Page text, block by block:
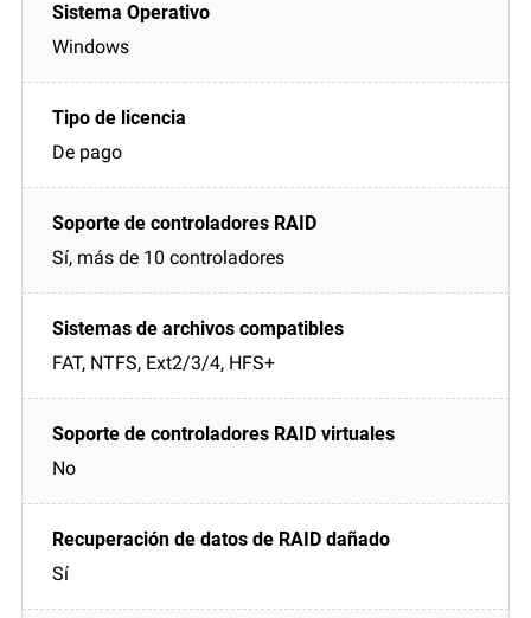
Windows
De pago
Sí, más de 10 controladores
FAT, NTFS, Ext2/3/4, HFS+
No
Sí